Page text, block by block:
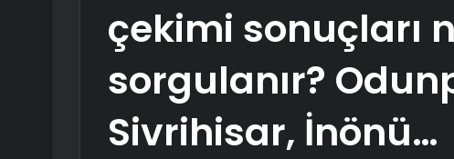
çekimi sonuçları
sorgulanır?
Sivrihisar, İnönü…